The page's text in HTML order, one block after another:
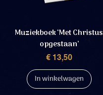
Muziekboek ‘Met Christus
opgestaan’
Prijs
€ 13,50
In winkelwagen